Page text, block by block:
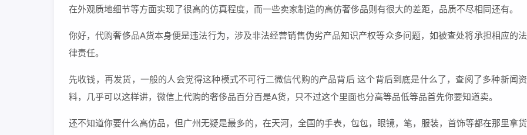
在外观质地细节等方面实现了很高的仿真程度，而一些卖家制造的高仿奢侈品则有很大的差距，品质不尽相同还有。
你好，代购奢侈品A货本身便是违法行为，涉及非法经营销售伪劣产品知识产权等众多问题，如被查处将承担相应的法
律责任。
先收钱，再发货，一般的人会觉得这种模式不可行二微信代购的产品背后 这个背后到底是什么了，查阅了多种新闻资
料，几乎可以这样讲，微信上代购的奢侈品百分百是A货，只不过这个里面也分高等品低等品首先你要知道卖。
还不知道你要什么高仿品，但广州无疑是最多的，在天河，全国的手表，包包，眼镜，笔，服装，首饰等都在那里拿货